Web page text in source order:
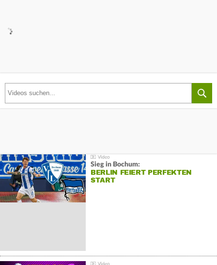
Sieg in Bochum:
BERLIN FEIERT PERFEKTEN
START